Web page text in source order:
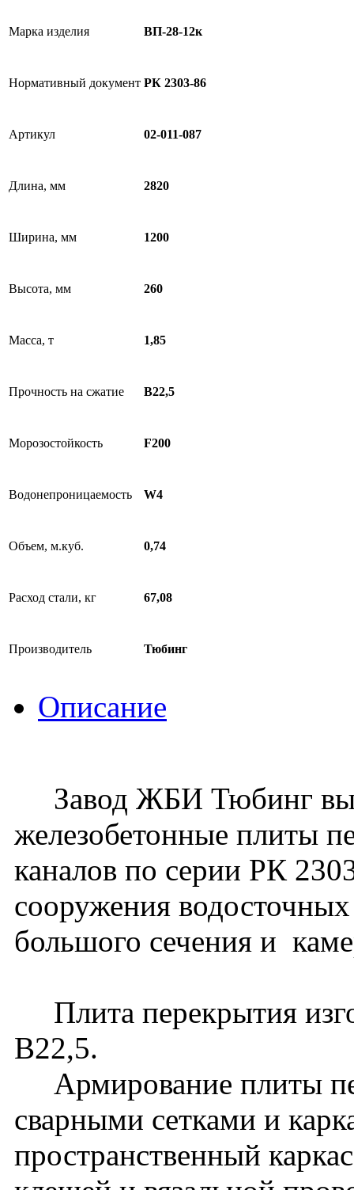
Марка изделия ВП-28-12к
Нормативный документ РК 2303-86
Артикул 02-011-087
Длина, мм 2820
Ширина, мм 1200
Высота, мм 260
Масса, т 1,85
Прочность на сжатие В22,5
Морозостойкость F200
Водонепроницаемость W4
Объем, м.куб. 0,74
Расход стали, кг 67,08
Производитель Тюбинг
Описание
Завод ЖБИ Тюбинг
железобетонные плиты
каналов по серии РК
сооружения
большого сечения и
Плита перекрытия
В22,5.
Армирование плиты
сварными сетками и
пространственный